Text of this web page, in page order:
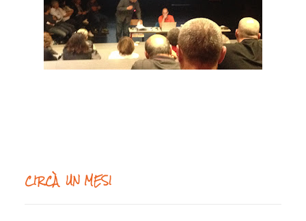
CIRCÀ UN MESI